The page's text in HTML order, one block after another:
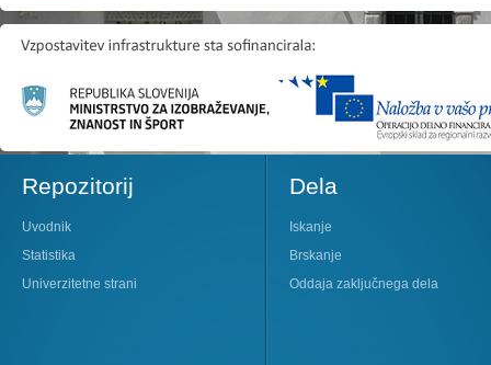
Repozitorij
Uvodnik
Statistika
Univerzitetne strani
Dela
Iskanje
Brskanje
Oddaja zaključnega dela